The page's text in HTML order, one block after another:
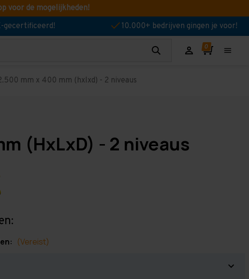
voor de mogelijkheden!
gecertificeerd! 10.000+ bedrijven gingen je voor!
mm x 400 mm (hxlxd) - 2 niveaus
(HxLxD) - 2 niveaus
(Vereist)